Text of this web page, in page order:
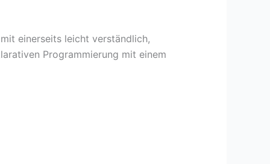
einerseits leicht verständlich,
Programmierung mit einem